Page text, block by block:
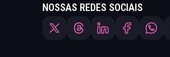
NOSSAS REDES SOCIAIS